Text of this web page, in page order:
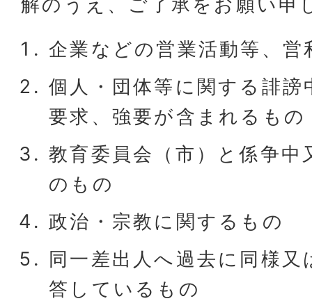
解のうえ、ご了承をお願い申
企業などの営業活動等、営
個人・団体等に関する誹
要求、強要が含まれるもの
教育委員会（市）と係争中
のもの
政治・宗教に関するもの
同一差出人へ過去に同様
答しているもの